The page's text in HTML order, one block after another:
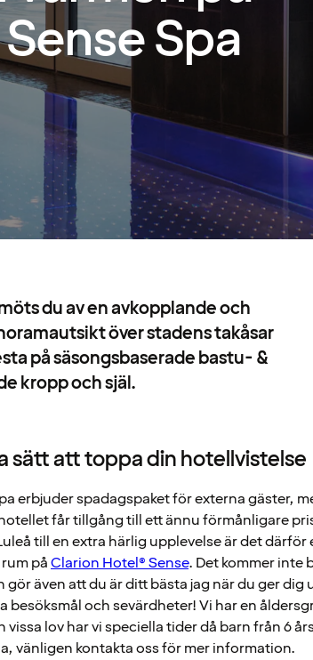
Spa
du av en avkopplande och
över stadens takåsar
på säsongsbaserade bastu- &
kropp och själ.
sätt att toppa din hotellvistelse
erbjuder spadagspaket för externa gäster,
får tillgång till ett ännu förmånligare
till en extra härlig upplevelse är det
påClarion Hotel® Sense. Det kommer inte
gör även att du är ditt bästa jag när du ger dig
besöksmål och sevärdheter! Vi har en
vissa lov har vi speciella tider då barn från 6
vänligen kontakta oss för mer information.